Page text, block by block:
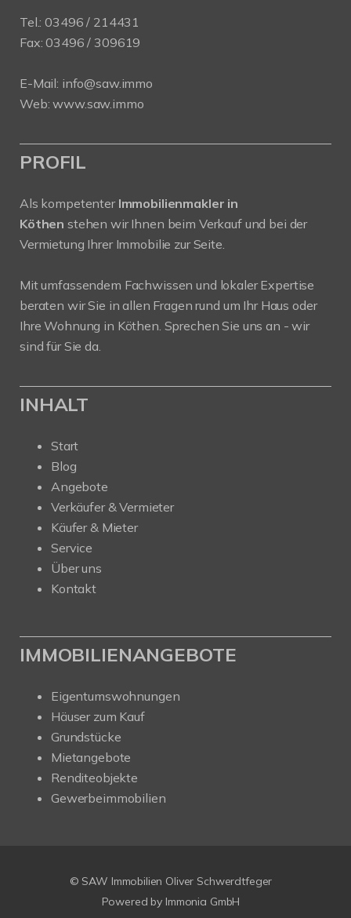
Tel.:03496 / 214431
Fax: 03496 / 309619
E-Mail: info@saw.immo
Web:www.saw.immo
PROFIL
Als kompetenter Immobilienmakler in
Köthen stehen wir Ihnen beim Verkauf und bei der
Vermietung Ihrer Immobilie zur Seite.
Mit umfassendem Fachwissen und lokaler Expertise
beraten wir Sie in allen Fragen rund um Ihr Haus oder
Ihre Wohnung in Köthen. Sprechen Sie uns an - wir
sind für Sie da.
INHALT
Start
Blog
Angebote
Verkäufer & Vermieter
Käufer & Mieter
Service
Über uns
Kontakt
IMMOBILIENANGEBOTE
Eigentumswohnungen
Häuser zum Kauf
Grundstücke
Mietangebote
Renditeobjekte
Gewerbeimmobilien
© SAW Immobilien Oliver Schwerdtfeger
Powered by Immonia GmbH
SEHR GUT